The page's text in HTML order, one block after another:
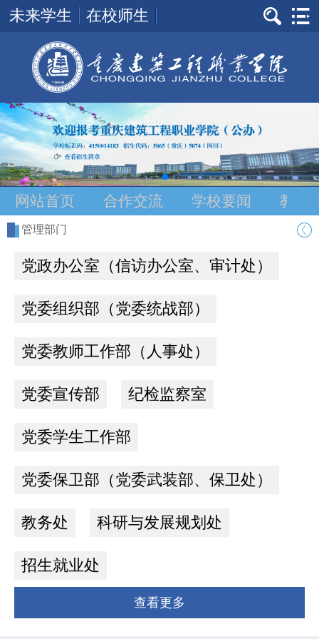
未来学生 在校师生
网站首页 合作交流 学校要闻 教学
管理部门
党政办公室（信访办公室、审计处）
党委组织部（党委统战部）
党委教师工作部（人事处）
党委宣传部 纪检监察室
党委学生工作部
党委保卫部（党委武装部、保卫处）
教务处 科研与发展规划处
招生就业处
查看更多